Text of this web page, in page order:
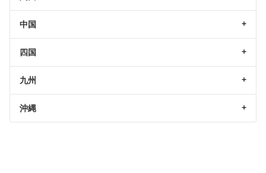
中国
四国
九州
沖縄